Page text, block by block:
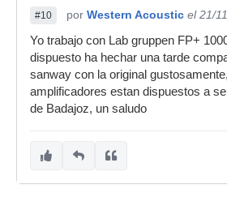
#10 por Western Acoustic el 21/
Yo trabajo con Lab gruppen FP+
dispuesto ha hechar una tarde
sanway con la original
amplificadores estan dispuestos a
de Badajoz, un saludo